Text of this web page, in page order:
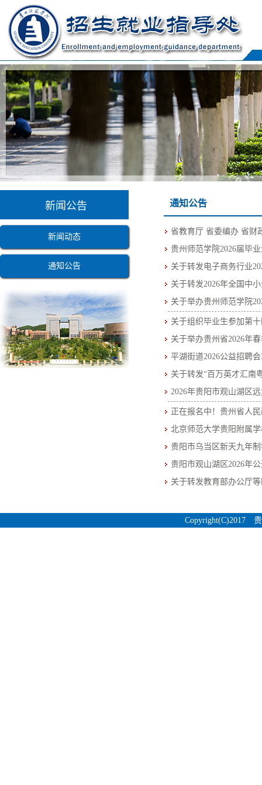
新闻公告
新闻动态
通知公告
通知公告
省教育厅 省委编办 省财
贵州师范学院2026届毕
关于转发电子商务行业
关于转发2026年全国中
关于举办贵州师范学院
关于组织毕业生参加第
关于举办贵州省2026年
平湖街道2026公益招聘
关于转发“百万英才汇南
2026年贵阳市观山湖区
正在报名中！贵州省人
北京师范大学贵阳附属
贵阳市乌当区新天九年
贵阳市观山湖区2026年
关于转发教育部办公厅
Copyright(C)2017